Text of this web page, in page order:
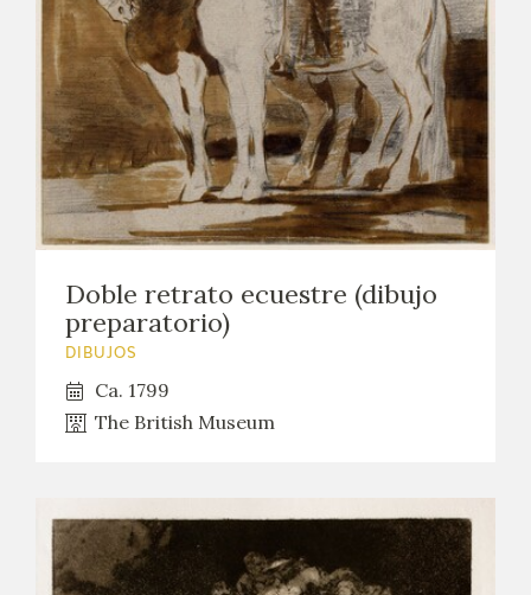
Doble retrato ecuestre (dibujo
preparatorio)
DIBUJOS
Ca. 1799
The British Museum